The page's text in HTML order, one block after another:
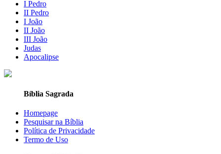
I Pedro
II Pedro
I João
II João
III João
Judas
Apocalipse
Bíblia Sagrada
Homepage
Pesquisar na Bíblia
Política de Privacidade
Termo de Uso